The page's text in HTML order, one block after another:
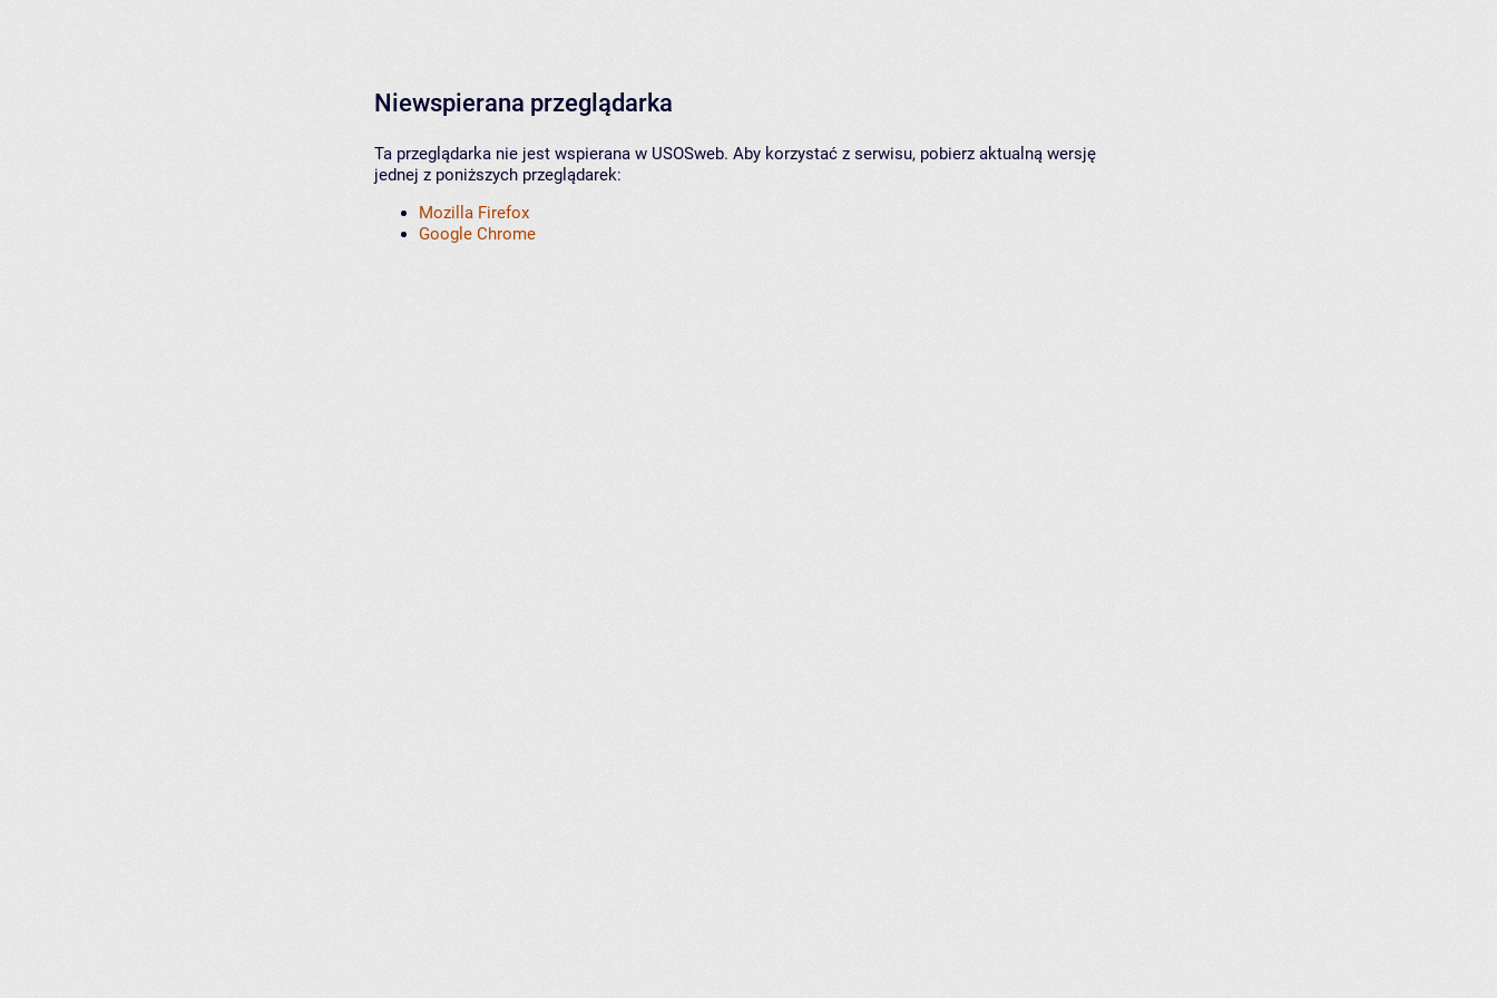
Niewspierana przeglądarka
Ta przeglądarka nie jest wspierana w USOSweb. Aby korzystać z serwisu, pobierz aktualną wersję
jednej z poniższych przeglądarek:
Mozilla Firefox
Google Chrome